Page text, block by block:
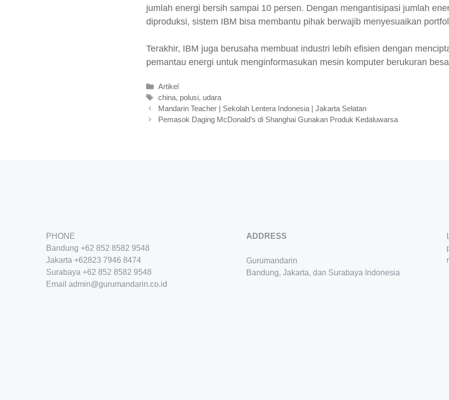
jumlah energi bersih sampai 10 persen. Dengan mengantisipasi jumlah
diproduksi, sistem IBM bisa membantu pihak berwajib menyesuaikan
Terakhir, IBM juga berusaha membuat industri lebih efisien dengan
pemantau energi untuk menginformasukan mesin komputer berukuran
Kategori
Artikel
Tag
china, polusi, udara
Mandarin Teacher | Sekolah Lentera Indonesia | Jakarta Selatan
Pemasok Daging McDonald’s di Shanghai Gunakan Produk Kedaluwarsa
PHONE
Bandung +62 852 8582 9548
Jakarta +62823 7946 8474
Surabaya +62 852 8582 9548
Email admin@gurumandarin.co.id
ADDRESS
Gurumandarin
Bandung, Jakarta, dan Surabaya Indonesia